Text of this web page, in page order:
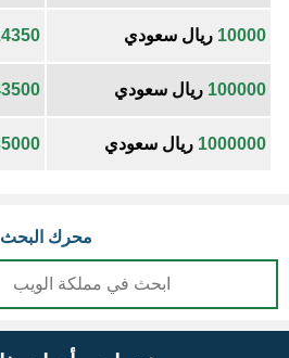
10000 ريال سعودي
100000 ريال سعودي
1000000 ريال سعودي
محرك البحث